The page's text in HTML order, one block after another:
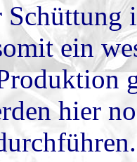
ein
hier